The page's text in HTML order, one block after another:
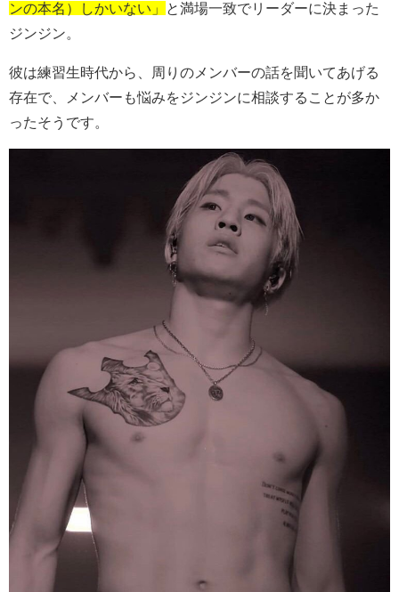
ンの本名）しかいない」
と満場一致でリーダーに決まった
ジンジン。
彼は練習生時代から、周りのメンバーの話を聞いてあげる
存在で、メンバーも悩みをジンジンに相談することが多か
ったそうです。